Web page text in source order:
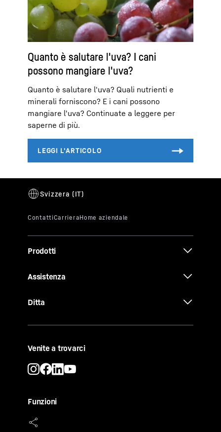
Quanto è salutare l'uva? I cani
possono mangiare l'uva?
Quanto è salutare l'uva? Quali nutrienti e
minerali forniscono? E i cani possono
mangiare l'uva? Continuate a leggere per
saperne di più.
Prodotti
Assistenza
Ditta
Venite a trovarci
Funzioni